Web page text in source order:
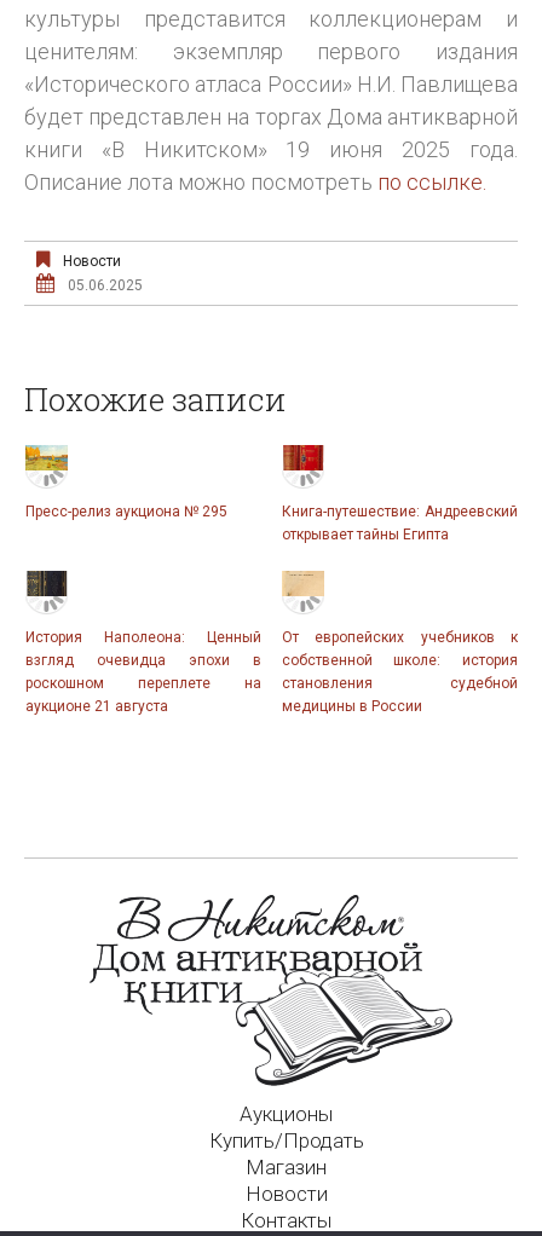
культуры представится коллекционерам и
ценителям: экземпляр первого издания
«Исторического атласа России» Н.И. Павлищева
будет представлен на торгах Дома антикварной
книги «В Никитском» 19 июня 2025 года.
Описание лота можно посмотреть по ссылке.
Новости
05.06.2025
Похожие записи
Пресс-релиз аукциона № 295
Книга-путешествие: Андреевский
открывает тайны Египта
История Наполеона: Ценный
взгляд очевидца эпохи в
роскошном переплете на
аукционе 21 августа
От европейских учебников к
собственной школе: история
становления судебной
медицины в России
Аукционы
Купить/Продать
Магазин
Новости
Контакты